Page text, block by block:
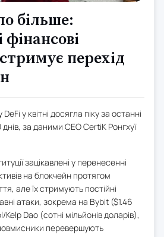
більше:
перехід
DeFi у квітні досягла піку за останні
за даними CEO CertiK Ронгхуї
зацікавлені у перенесенні
на блокчейн протягом
але їх стримують постійні
атаки, зокрема на Bybit ($1.46
Dao (сотні мільйонів доларів),
перевершують